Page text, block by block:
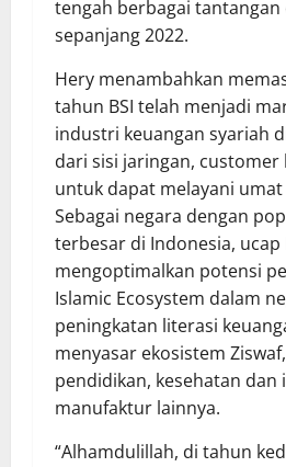
tengah berbagai tantangan
sepanjang 2022.
Hery menambahkan
tahun BSI telah menjadi
industri keuangan syariah
dari sisi jaringan, customer
untuk dapat melayani
Sebagai negara dengan
terbesar di Indonesia, ucap
mengoptimalkan potensi
Islamic Ecosystem dalam
peningkatan literasi
menyasar ekosistem
pendidikan, kesehatan dan
manufaktur lainnya.
“Alhamdulillah, di tahun